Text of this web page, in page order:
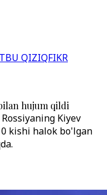
BU QIZIQFIKR
hujum qildi
Kiyev
kishi halok bo'lgan